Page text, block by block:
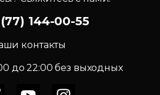
144-00-55
контакты
до 22:00 без выходных